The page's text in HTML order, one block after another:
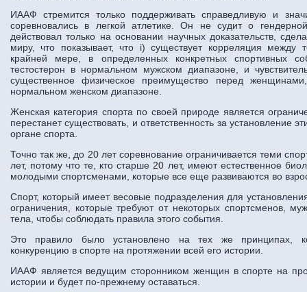
ИААФ стремится только поддерживать справедливую и
соревновались в легкой атлетике. Он не судит о
действовал только на основании научных доказательств,
миру, что показывает, что i) существует корреляция между
крайней мере, в определенных конкретных спортивных
тестостерон в нормальном мужском диапазоне, и
существенное физическое преимущество перед
нормальном женском диапазоне.
Женская категория спорта по своей природе является
перестанет существовать, и ответственность за установление
органе спорта.
Точно так же, до 20 лет соревнование ограничивается теми
лет, потому что те, кто старше 20 лет, имеют естественное
молодыми спортсменами, которые все еще развиваются во
Спорт, который имеет весовые подразделения для
ограничения, которые требуют от некоторых спортсменов,
тела, чтобы соблюдать правила этого события.
Это правило было установлено на тех же принципах,
конкуренцию в спорте на протяжении всей его истории.
ИААФ является ведущим сторонником женщин в спорте на
истории и будет по-прежнему оставаться.